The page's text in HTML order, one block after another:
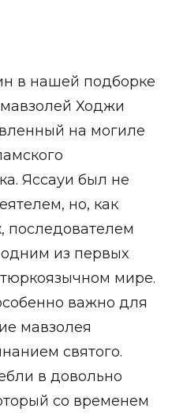
в нашей подборке
Ходжи
на могиле
Яссауи был не
но, как
последователем
из первых
мире.
важно для
мавзолея
святого.
в довольно
со временем